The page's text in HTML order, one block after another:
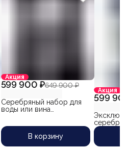
Акция
599 900 ₽649 900 ₽
Серебряный набор для
воды или вина
В корзину
Акция
599
крепких
России